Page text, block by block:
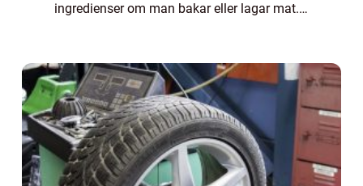
ingredienser om man bakar eller lagar mat.